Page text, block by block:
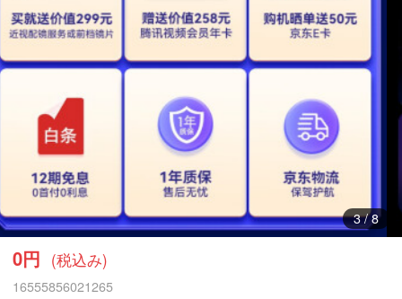
3/8
0円 (税込み)
16555856021265